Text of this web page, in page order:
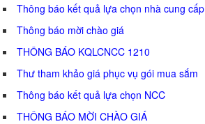
Thông báo kết quả lựa chọn nhà cung cấp
Thông báo mời chào giá
THÔNG BÁO KQLCNCC 1210
Thư tham khảo giá phục vụ gói mua sắm
Thông báo kết quả lựa chọn NCC
THÔNG BÁO MỜI CHÀO GIÁ